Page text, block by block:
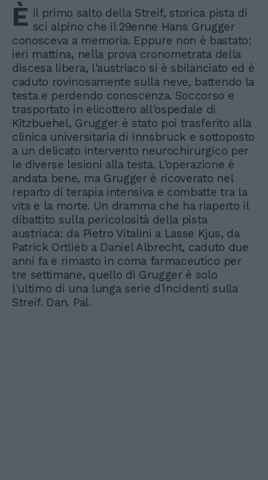
È il primo salto della Streif, storica pista di
sci alpino che il 29enne Hans Grugger
conosceva a memoria. Eppure non è bastato:
ieri mattina, nella prova cronometrata della
discesa libera, l'austriaco si è sbilanciato ed è
caduto rovinosamente sulla neve, battendo la
testa e perdendo conoscenza. Soccorso e
trasportato in elicottero all'ospedale di
Kitzbuehel, Grugger è stato poi trasferito alla
clinica universitaria di Innsbruck e sottoposto
a un delicato intervento neurochirurgico per
le diverse lesioni alla testa. L'operazione è
andata bene, ma Grugger è ricoverato nel
reparto di terapia intensiva e combatte tra la
vita e la morte. Un dramma che ha riaperto il
dibattito sulla pericolosità della pista
austriaca: da Pietro Vitalini a Lasse Kjus, da
Patrick Ortlieb a Daniel Albrecht, caduto due
anni fa e rimasto in coma farmaceutico per
tre settimane, quello di Grugger è solo
l'ultimo di una lunga serie d'incidenti sulla
Streif. Dan. Pal.